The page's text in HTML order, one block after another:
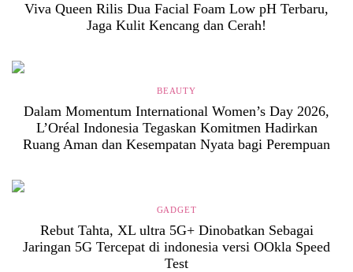
Viva Queen Rilis Dua Facial Foam Low pH Terbaru,
Jaga Kulit Kencang dan Cerah!
BEAUTY
Dalam Momentum International Women’s Day 2026,
L’Oréal Indonesia Tegaskan Komitmen Hadirkan
Ruang Aman dan Kesempatan Nyata bagi Perempuan
GADGET
Rebut Tahta, XL ultra 5G+ Dinobatkan Sebagai
Jaringan 5G Tercepat di indonesia versi OOkla Speed
Test